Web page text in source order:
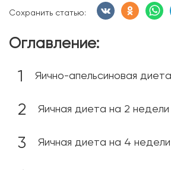
Сохранить статью:
Оглавление:
Яично-апельсиновая диета
Яичная диета на 2 недели
Яичная диета на 4 недели